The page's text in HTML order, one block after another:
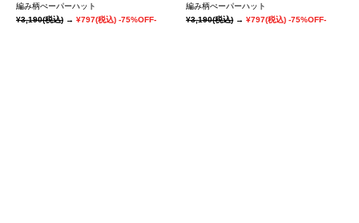
編み柄ぺーパーハット
¥3,190(税込) → ¥797(税込) -75%OFF-
編み柄ぺーパーハット
¥3,190(税込)→¥797(税込) -75%OFF-